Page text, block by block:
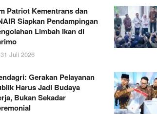
Patriot Kementrans dan
Siapkan Pendampingan
Limbah Ikan di
31 Juli 2026
Gerakan Pelayanan
Harus Jadi Budaya
Bukan Sekadar